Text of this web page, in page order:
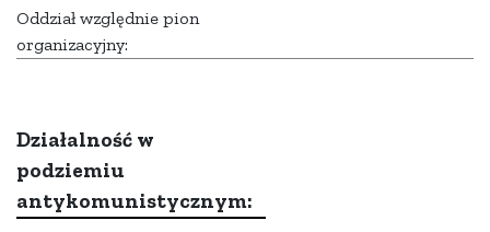
Oddział względnie pion
organizacyjny:
Działalność w
podziemiu
antykomunistycznym: